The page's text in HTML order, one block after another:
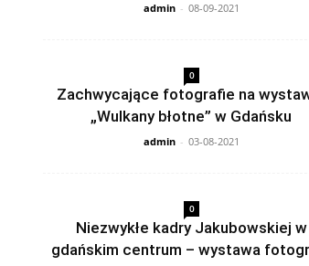
admin - 08-09-2021
0
Zachwycające fotografie na
„Wulkany błotne” w Gdańsku
admin - 03-08-2021
0
Niezwykłe kadry Jakubowskiej w
gdańskim centrum – wystawa